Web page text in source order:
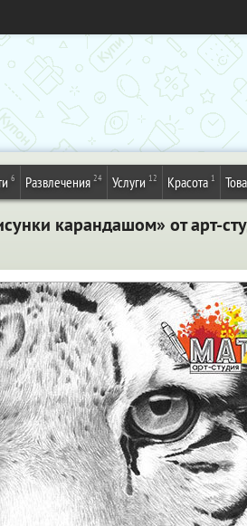
6 Развлечения 24 Услуги 12 Красота 1
карандашом» от арт-